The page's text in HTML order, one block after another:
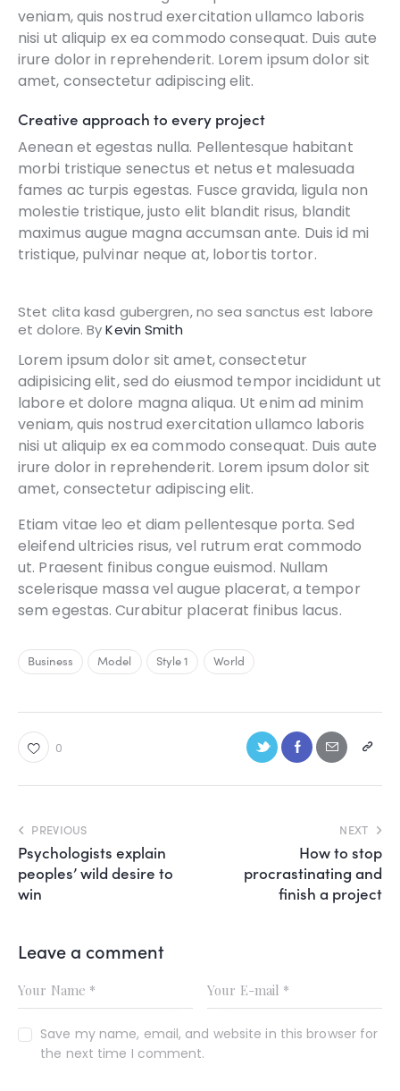
veniam, quis nostrud exercitation ullamco laboris
nisi ut aliquip ex ea commodo consequat. Duis aute
irure dolor in reprehenderit. Lorem ipsum dolor sit
amet, consectetur adipiscing elit.
Creative approach to every project
Aenean et egestas nulla. Pellentesque habitant
morbi tristique senectus et netus et malesuada
fames ac turpis egestas. Fusce gravida, ligula non
molestie tristique, justo elit blandit risus, blandit
maximus augue magna accumsan ante. Duis id mi
tristique, pulvinar neque at, lobortis tortor.
Stet clita kasd gubergren, no sea sanctus est labore
et dolore. ByKevin Smith
Lorem ipsum dolor sit amet, consectetur
adipisicing elit, sed do eiusmod tempor incididunt ut
labore et dolore magna aliqua. Ut enim ad minim
veniam, quis nostrud exercitation ullamco laboris
nisi ut aliquip ex ea commodo consequat. Duis aute
irure dolor in reprehenderit. Lorem ipsum dolor sit
amet, consectetur adipiscing elit.
Etiam vitae leo et diam pellentesque porta. Sed
eleifend ultricies risus, vel rutrum erat commodo
ut. Praesent finibus congue euismod. Nullam
scelerisque massa vel augue placerat, a tempor
sem egestas. Curabitur placerat finibus lacus.
Business Model Style 1 World
0
PREVIOUS
Psychologists explain
peoples’ wild desire to
win
NEXT
How to stop
procrastinating and
finish a project
Leave a comment
Save my name, email, and website in this browser for
the next time I comment.